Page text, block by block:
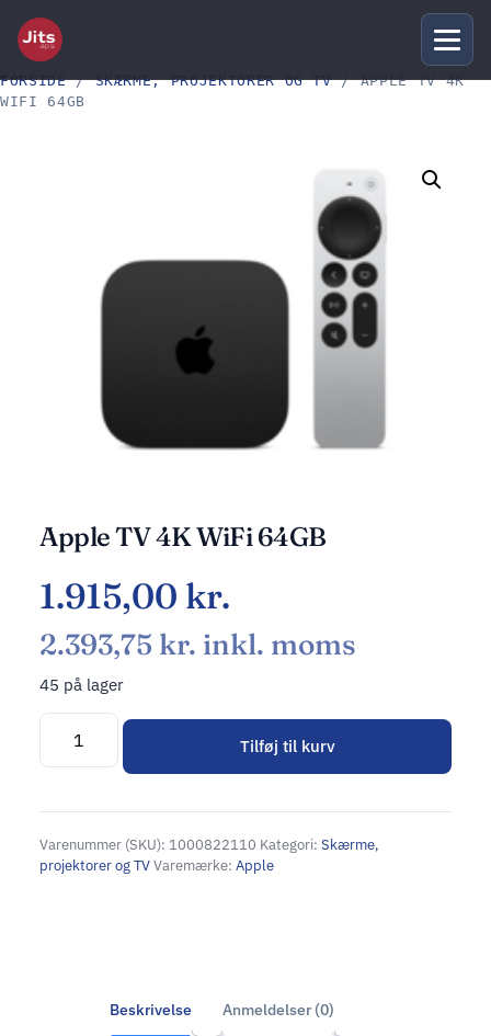
FORSIDE/SKÆRME, PROJEKTORER OG TV/ APPLE TV 4K
WIFI 64GB
Apple TV 4K WiFi 64GB
1.915,00 kr.
2.393,75 kr. inkl. moms
45 på lager
Tilføj til kurv
Alternative:
Varenummer (SKU): 1000822110 Kategori: Skærme,
projektorer og TVVaremærke: Apple
Beskrivelse Anmeldelser (0)